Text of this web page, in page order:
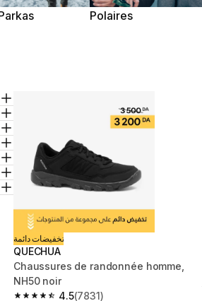
Polaires
تخفيضات دائمة
QUECHUA
Chaussures de randonnée homme,
NH50 noir
4.5(7831)